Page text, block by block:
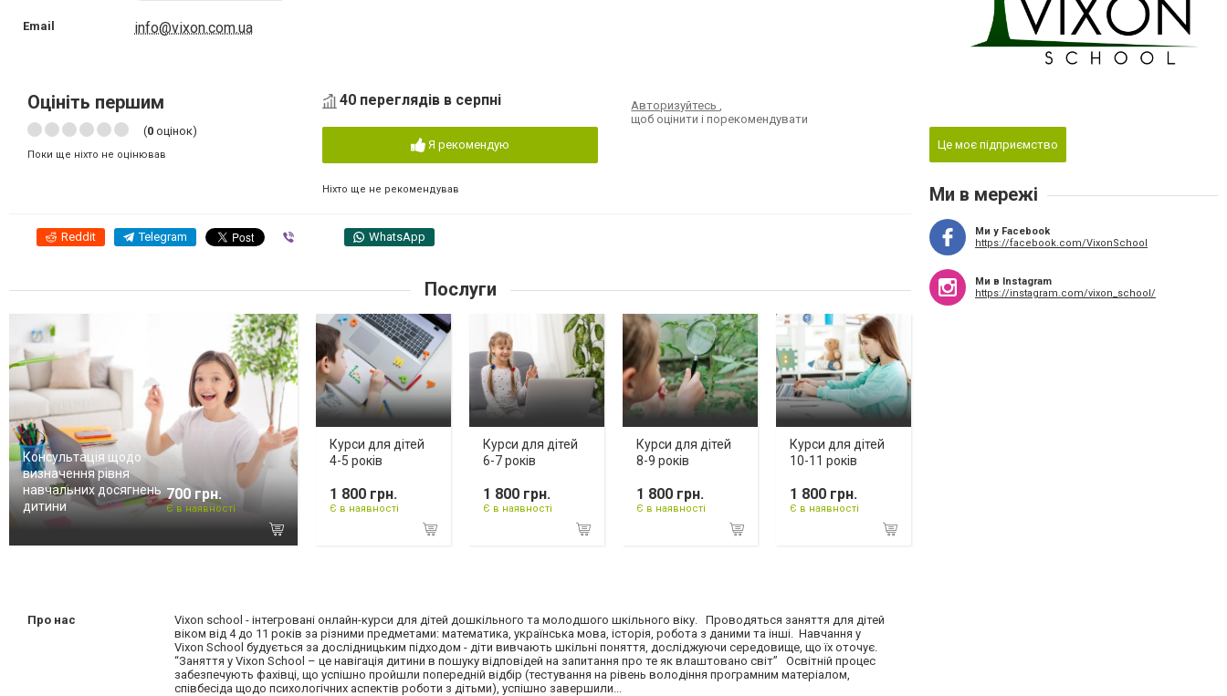
Email info@vixon.com.ua
Оцініть першим
(0 оцінок)
Поки ще ніхто не оцінював
40 переглядів в серпні
Я рекомендую
Ніхто ще не рекомендував
Авторизуйтесь
щоб оцінити і порекомендувати
Reddit Telegram WhatsApp
Послуги
Консультація щодо
визначення рівня
навчальних досягнень
дитини
700 грн.
Є в наявності
Курси для дітей
4-5 років
1 800 грн.
Є в наявності
Курси для дітей
6-7 років
1 800 грн.
Є в наявності
Курси для дітей
8-9 років
1 800 грн.
Є в наявності
Курси для дітей
10-11 років
1 800 грн.
Є в наявності
Про нас
Vixon school - інтегровані онлайн-курси для дітей дошкільного та молодшого шкільного віку. Проводяться заняття для дітей
віком від 4 до 11 років за різними предметами: математика, українська мова, історія, робота з даними та інші. Навчання у
Vixon School будується за дослідницьким підходом - діти вивчають шкільні поняття, досліджуючи середовище, що їх оточує.
“Заняття у Vixon School – це навігація дитини в пошуку відповідей на запитання про те як влаштовано світ” Освітній процес
забезпечують фахівці, що успішно пройшли попередній відбір (тестування на рівень володіння програмним матеріалом,
співбесіда щодо психологічних аспектів роботи з дітьми), успішно завершили...
Це моє підприємство
Ми в мережі
Ми у Facebook
https://facebook.com/VixonSchool
Ми в Instagram
https://instagram.com/vixon_school/